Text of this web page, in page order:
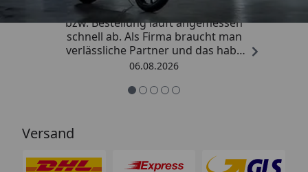
„Die Abwicklung eines Auftrages
bzw. Bestellung läuft angemessen
schnell ab. Als Firma braucht man
verlässliche Partner und das habe
ich hier gefunden.“
06.08.2026
Versand